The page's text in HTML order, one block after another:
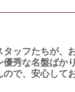
ッフたちが、
秀な名盤ばか
で、安心して